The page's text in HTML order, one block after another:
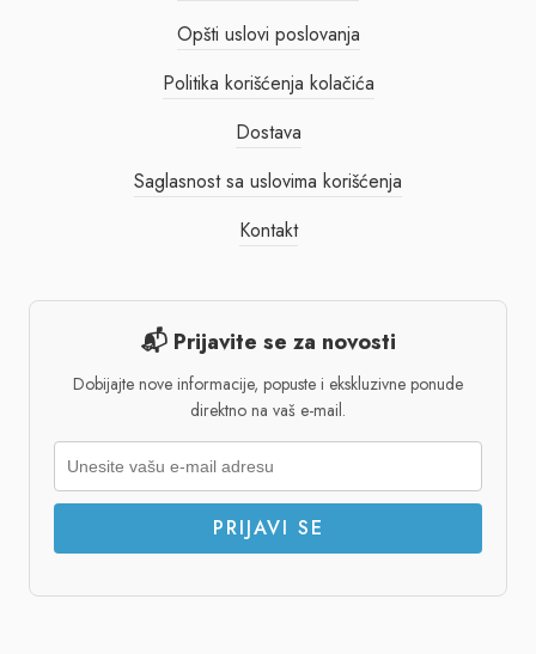
Opšti uslovi poslovanja
Politika korišćenja kolačića
Dostava
Saglasnost sa uslovima korišćenja
Kontakt
📬 Prijavite se za novosti
Dobijajte nove informacije, popuste i ekskluzivne ponude
direktno na vaš e-mail.
PRIJAVI SE